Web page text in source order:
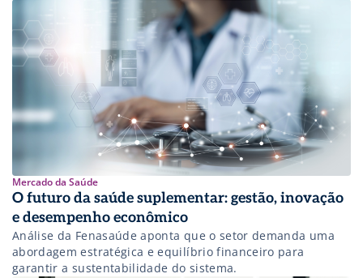
Mercado da Saúde
O futuro da saúde suplementar: gestão, inovação
e desempenho econômico
Análise da Fenasaúde aponta que o setor demanda uma
abordagem estratégica e equilíbrio financeiro para
garantir a sustentabilidade do sistema.